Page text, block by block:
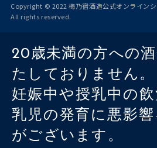
Copyright © 2022 梅乃宿酒造公式オンライン
All rights reserved.
20歳未満の方への
たしておりません。
妊娠中や授乳中の飲
乳児の発育に悪影
がございます。